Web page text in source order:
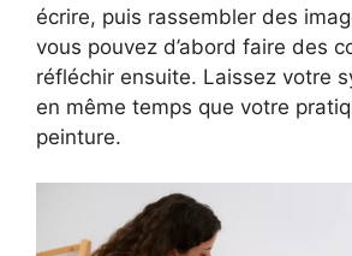
écrire, puis rassembler des
vous pouvez d’abord faire des
réfléchir ensuite. Laissez votre
en même temps que votre
peinture.